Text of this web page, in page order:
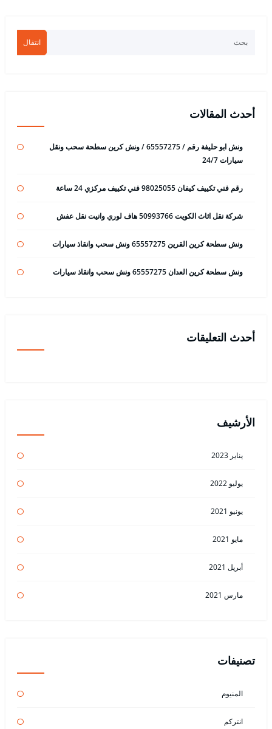
انتقال
أحدث المقالات
ونش ابو حليفة رقم / 65557275 / ونش كرين سطحة سحب ونقل
سيارات 24/7
رقم فني تكييف كيفان 98025055 فني تكييف مركزي 24 ساعة
شركة نقل اثاث الكويت 50993766 هاف لوري وانيت نقل عفش
ونش سطحة كرين القرين 65557275 ونش سحب وانقاذ سيارات
ونش سطحة كرين العدان 65557275 ونش سحب وانقاذ سيارات
أحدث التعليقات
الأرشيف
يناير 2023
يوليو 2022
يونيو 2021
مايو 2021
أبريل 2021
مارس 2021
تصنيفات
المنيوم
انتركم